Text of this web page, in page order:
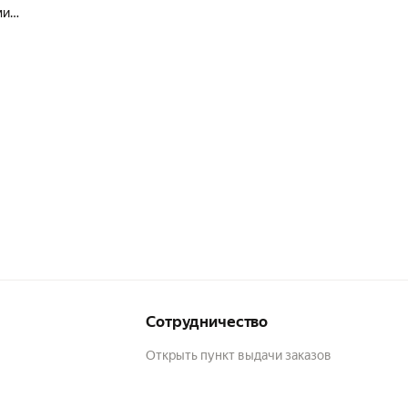
Сотрудничество
Открыть пункт выдачи заказов